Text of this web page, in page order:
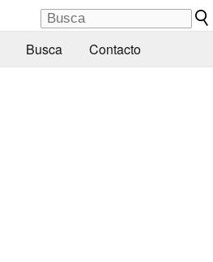
Busca Contacto